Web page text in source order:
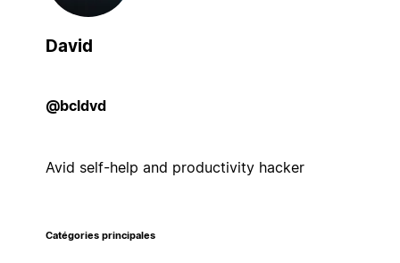
David
@bcldvd
Avid self-help and productivity hacker
Catégories principales